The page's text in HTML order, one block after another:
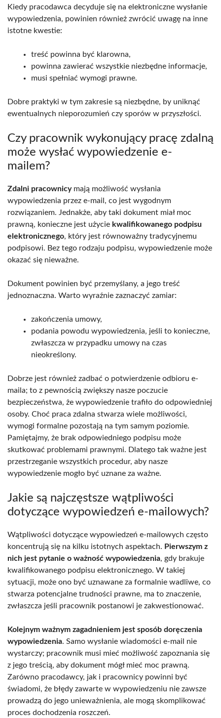
Kiedy pracodawca decyduje się na elektroniczne wysłanie
wypowiedzenia, powinien również zwrócić uwagę na inne
istotne kwestie:
treść powinna być klarowna,
powinna zawierać wszystkie niezbędne informacje,
musi spełniać wymogi prawne.
Dobre praktyki w tym zakresie są niezbędne, by uniknąć
ewentualnych nieporozumień czy sporów w przyszłości.
Czy pracownik wykonujący pracę zdalną
może wysłać wypowiedzenie e-
mailem?
Zdalni pracownicymają możliwość wysłania
wypowiedzenia przez e-mail, co jest wygodnym
rozwiązaniem. Jednakże, aby taki dokument miał moc
prawną, konieczne jest użycie kwalifikowanego podpisu
elektronicznego, który jest równoważny tradycyjnemu
podpisowi. Bez tego rodzaju podpisu, wypowiedzenie może
okazać się nieważne.
Dokument powinien być przemyślany, a jego treść
jednoznaczna. Warto wyraźnie zaznaczyć zamiar:
zakończenia umowy,
podania powodu wypowiedzenia, jeśli to konieczne,
zwłaszcza w przypadku umowy na czas
nieokreślony.
Dobrze jest również zadbać o potwierdzenie odbioru e-
maila; to z pewnością zwiększy nasze poczucie
bezpieczeństwa, że wypowiedzenie trafiło do odpowiedniej
osoby. Choć praca zdalna stwarza wiele możliwości,
wymogi formalne pozostają na tym samym poziomie.
Pamiętajmy, że brak odpowiedniego podpisu może
skutkować problemami prawnymi. Dlatego tak ważne jest
przestrzeganie wszystkich procedur, aby nasze
wypowiedzenie mogło być uznane za ważne.
Jakie są najczęstsze wątpliwości
dotyczące wypowiedzeń e-mailowych?
Wątpliwości dotyczące wypowiedzeń e-mailowych często
koncentrują się na kilku istotnych aspektach. Pierwszym z
nich jest pytanie o ważność wypowiedzenia, gdy brakuje
kwalifikowanego podpisu elektronicznego. W takiej
sytuacji, może ono być uznawane za formalnie wadliwe, co
stwarza potencjalne trudności prawne, ma to znaczenie,
zwłaszcza jeśli pracownik postanowi je zakwestionować.
Kolejnym ważnym zagadnieniem jest sposób doręczenia
wypowiedzenia. Samo wysłanie wiadomości e-mail nie
wystarczy; pracownik musi mieć możliwość zapoznania się
z jego treścią, aby dokument mógł mieć moc prawną.
Zarówno pracodawcy, jak i pracownicy powinni być
świadomi, że błędy zawarte w wypowiedzeniu nie zawsze
prowadzą do jego unieważnienia, ale mogą skomplikować
proces dochodzenia roszczeń.